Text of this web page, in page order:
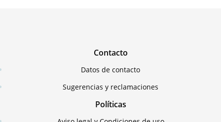
Contacto
Datos de contacto
Sugerencias y reclamaciones
Políticas